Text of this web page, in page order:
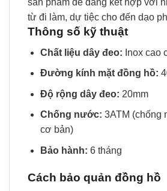
sản phẩm dễ dàng kết hợp với
từ đi làm, dự tiệc cho đến dạo
Thông số kỹ thuật
Chất liệu dây đeo: Inox cao
Đường kính mặt đồng hồ:
Độ rộng dây đeo: 20mm
Chống nước: 3ATM (chống
cơ bản)
Bảo hành: 6 tháng
Cách bảo quản đồng hồ